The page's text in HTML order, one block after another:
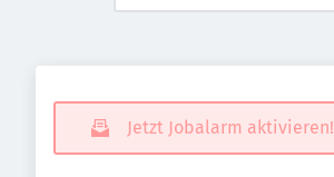
Jetzt Jobalarm aktivieren!